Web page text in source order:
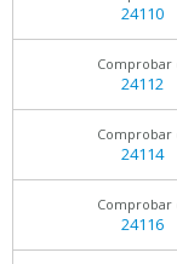
24110
Comprobar
24112
Comprobar
24114
Comprobar
24116